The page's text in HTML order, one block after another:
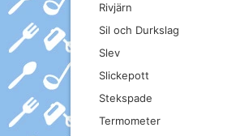
Rivjärn
Sil och Durkslag
Slev
Slickepott
Stekspade
Termometer